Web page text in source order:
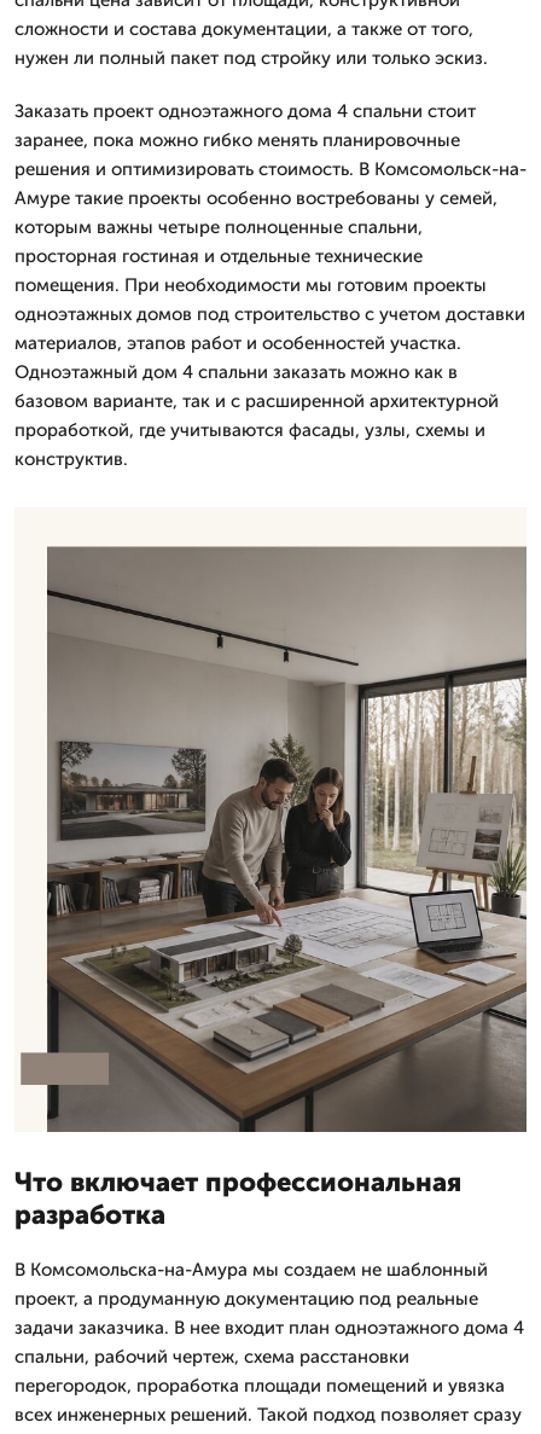
сложности и состава документации, а также от того,
нужен ли полный пакет под стройку или только эскиз.
Заказать проект одноэтажного дома 4 спальни стоит
заранее, пока можно гибко менять планировочные
решения и оптимизировать стоимость. В Комсомольск-на-
Амуре такие проекты особенно востребованы у семей,
которым важны четыре полноценные спальни,
просторная гостиная и отдельные технические
помещения. При необходимости мы готовим проекты
одноэтажных домов под строительство с учетом доставки
материалов, этапов работ и особенностей участка.
Одноэтажный дом 4 спальни заказать можно как в
базовом варианте, так и с расширенной архитектурной
проработкой, где учитываются фасады, узлы, схемы и
конструктив.
Что включает профессиональная
разработка
В Комсомольска-на-Амура мы создаем не шаблонный
проект, а продуманную документацию под реальные
задачи заказчика. В нее входит план одноэтажного дома 4
спальни, рабочий чертеж, схема расстановки
перегородок, проработка площади помещений и увязка
всех инженерных решений. Такой подход позволяет сразу